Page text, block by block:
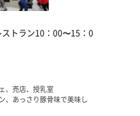
トラン10：00〜15：0
、売店、授乳室
、あっさり豚骨味で美味し